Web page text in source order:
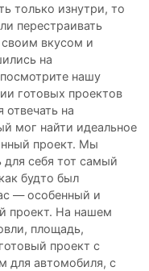
только изнутри, то
перестраивать
своим вкусом и
на
нашу
готовых проектов
на
мог найти идеальное
проект. Мы
себя тот самый
будто был
— особенный и
проект. На нашем
площадь,
проект с
для автомобиля, с